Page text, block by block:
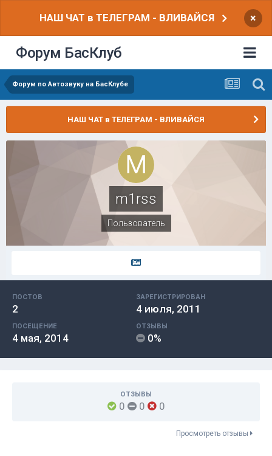
НАШ ЧАТ в ТЕЛЕГРАМ - ВЛИВАЙСЯ ×
Форум БасКлуб
Форум по Автозвуку на БасКлубе
НАШ ЧАТ в ТЕЛЕГРАМ - ВЛИВАЙСЯ
m1rss
Пользователь
ПОСТОВ
2
ЗАРЕГИСТРИРОВАН
4 июля, 2011
ПОСЕЩЕНИЕ
4 мая, 2014
ОТЗЫВЫ
0%
ОТЗЫВЫ
0 0 0
Просмотреть отзывы